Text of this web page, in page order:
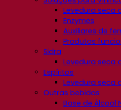
Levedura seca
Enzymes
Auxiliares de
Produtos
Sidra
Levedura seca
Espíritos
Levedura seca
Outras bebidas
Base de Álcool